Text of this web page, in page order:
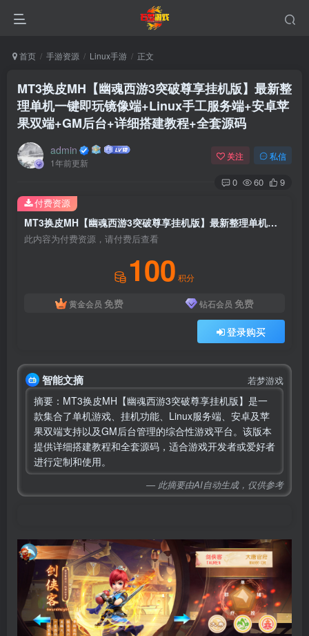
首页 手游资源 Linux手游 正文
MT3换皮MH【幽魂西游3突破尊享挂机版】最新整
理单机一键即玩镜像端+Linux手工服务端+安卓苹
果双端+GM后台+详细搭建教程+全套源码
admin
1年前更新
关注 私信
0 60 9
MT3换皮MH【幽魂西游3突破尊享挂机版】最新整理单机一键即玩镜像端+Linux手工服务端+安卓苹果双端+GM后台+详细搭建教程+全套源码
此内容为付费资源，请付费后查看
100 积分
黄金会员 免费 钻石会员 免费
登录购买
付费资源
智能文摘 若梦游戏
摘要：MT3换皮MH【幽魂西游3突破尊享挂机版】是一
款集合了单机游戏、挂机功能、Linux服务端、安卓及苹
果双端支持以及GM后台管理的综合性游戏平台。该版本
提供详细搭建教程和全套源码，适合游戏开发者或爱好者
进行定制和使用。
— 此摘要由AI自动生成，仅供参考